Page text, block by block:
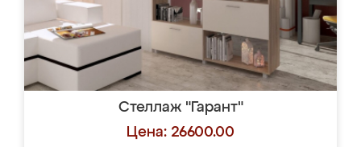
Стеллаж "Гарант"
Цена: 26600.00